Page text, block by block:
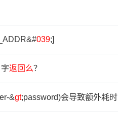
039;]
返回 么？
&gt;password)会导致额外耗时